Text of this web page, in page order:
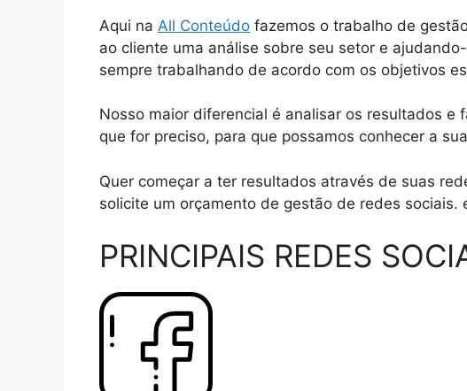
Aqui na All Conteúdo fazemos o trabalho de
ao cliente uma análise sobre seu setor e
sempre trabalhando de acordo com os objetivos
Nosso maior diferencial é analisar os resultados e
que for preciso, para que possamos conhecer a
Quer começar a ter resultados através de suas
solicite um orçamento de gestão de redes sociais.
PRINCIPAIS REDES